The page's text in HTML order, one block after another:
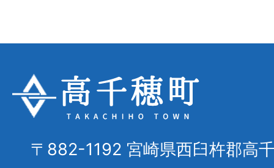
〒882-1192 宮崎県西臼杵郡高